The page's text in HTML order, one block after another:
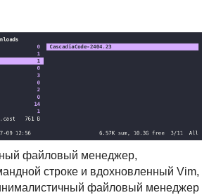
файловый менеджер,
строке и вдохновленный Vim,
файловый менеджер